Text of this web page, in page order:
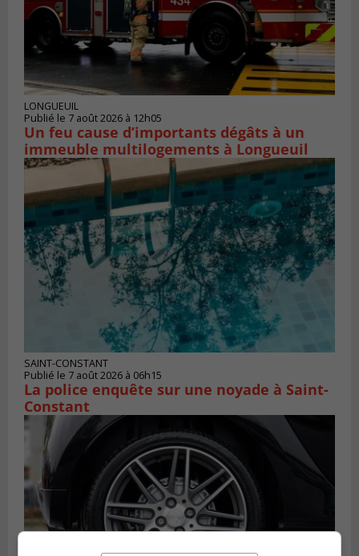
LONGUEUIL
Publié le 7 août 2026 à 12h05
Un feu cause d’importants dégâts à un
immeuble multilogements à Longueuil
SAINT-CONSTANT
Publié le 7 août 2026 à 06h15
La police enquête sur une noyade à Saint-
Constant